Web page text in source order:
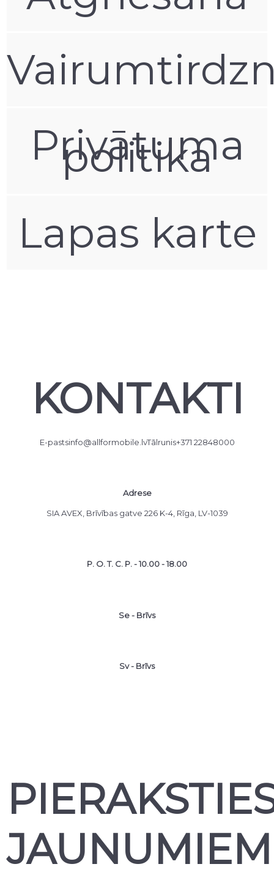
Privātuma
politika
Lapas karte
KONTAKTI
E-pastsinfo@allformobile.lvTālrunis+371 22848000
Adrese
SIA AVEX, Brīvības gatve 226 K-4, Rīga, LV-1039
P. O. T. C. P. - 10.00 - 18.00
Se - Brīvs
Sv - Brīvs
JAUNUMIEM